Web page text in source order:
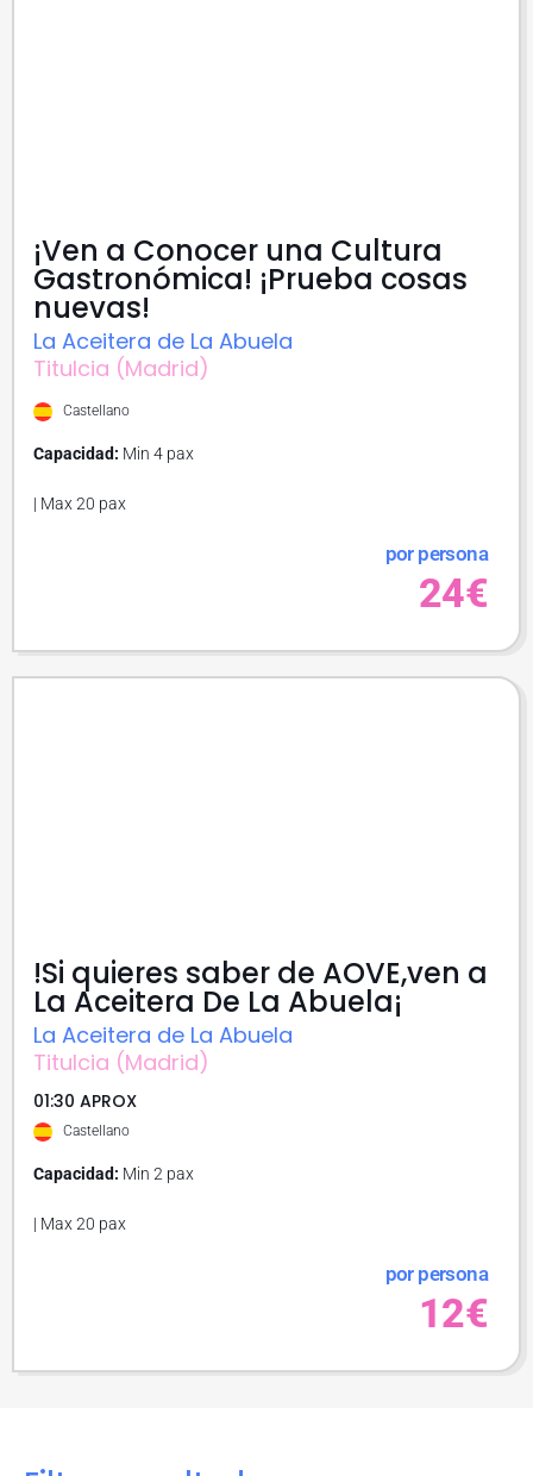
¡Ven a Conocer una Cultura
Gastronómica! ¡Prueba cosas
nuevas!
La Aceitera de La Abuela
Titulcia (Madrid)
Castellano
Capacidad: Min 4 pax
| Max 20 pax
por persona
24€
!Si quieres saber de AOVE,ven a
La Aceitera De La Abuela¡
La Aceitera de La Abuela
Titulcia (Madrid)
01:30 APROX
Castellano
Capacidad: Min 2 pax
| Max 20 pax
por persona
12€